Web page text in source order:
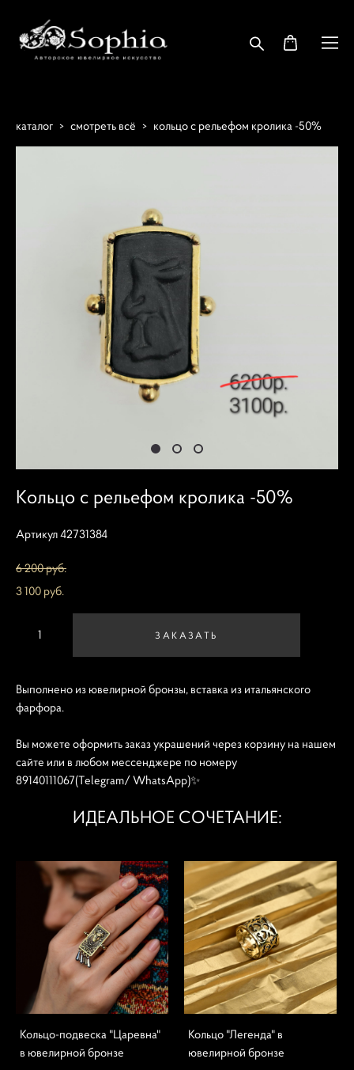
каталог > смотреть всё > кольцо с рельефом кролика -50%
Кольцо с рельефом кролика -50%
Артикул 42731384
6 200 pуб.
3 100 pуб.
ЗАКАЗАТЬ
Выполнено из ювелирной бронзы, вставка из итальянского
фарфора.
Вы можете оформить заказ украшений через корзину на нашем
сайте или в любом мессенджере по номеру
89140111067(Telegram/ WhatsApp)✨
ИДЕАЛЬНОЕ СОЧЕТАНИЕ:
Кольцо-подвеска "Царевна"
в ювелирной бронзе
Кольцо "Легенда" в
ювелирной бронзе